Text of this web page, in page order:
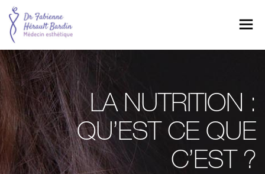
LA NUTRITION :
QU’EST CE QUE
C’EST ?